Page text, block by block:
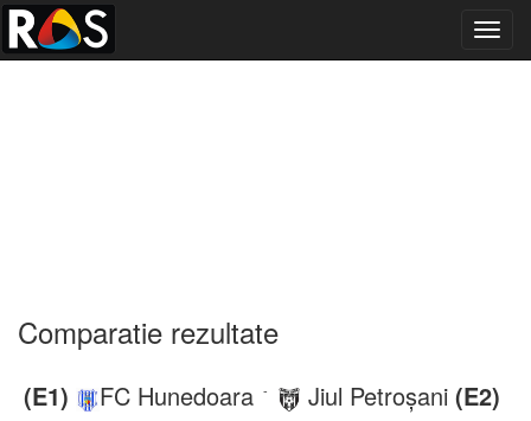
Comparatie rezultate
(E1) FC Hunedoara - Jiul Petroșani (E2)